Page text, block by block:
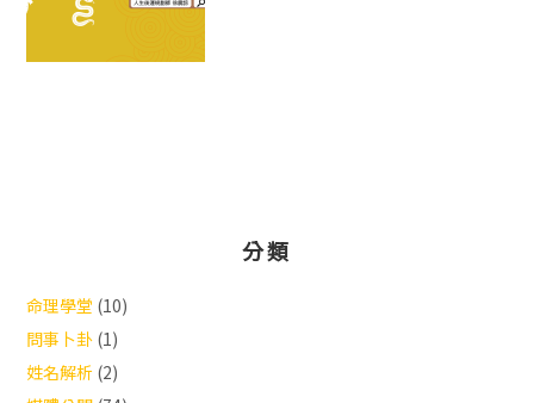
分類
命理學堂 (10)
問事卜卦 (1)
姓名解析 (2)